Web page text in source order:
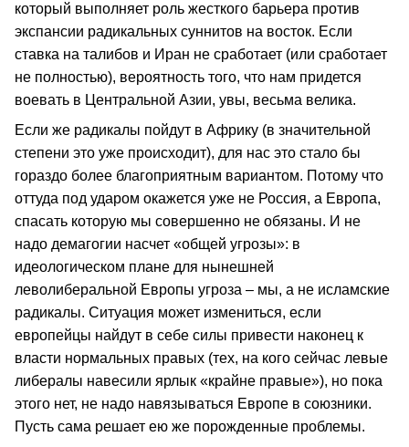
который выполняет роль жесткого барьера против
экспансии радикальных суннитов на восток. Если
ставка на талибов и Иран не сработает (или сработает
не полностью), вероятность того, что нам придется
воевать в Центральной Азии, увы, весьма велика.
Если же радикалы пойдут в Африку (в значительной
степени это уже происходит), для нас это стало бы
гораздо более благоприятным вариантом. Потому что
оттуда под ударом окажется уже не Россия, а Европа,
спасать которую мы совершенно не обязаны. И не
надо демагогии насчет «общей угрозы»: в
идеологическом плане для нынешней
леволиберальной Европы угроза – мы, а не исламские
радикалы. Ситуация может измениться, если
европейцы найдут в себе силы привести наконец к
власти нормальных правых (тех, на кого сейчас левые
либералы навесили ярлык «крайне правые»), но пока
этого нет, не надо навязываться Европе в союзники.
Пусть сама решает ею же порожденные проблемы.